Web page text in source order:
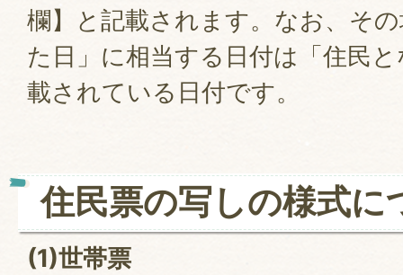
欄】と記載されます。なお、そ
た日」に相当する日付は「住民
載されている日付です。
住民票の写しの様式に
(1)世帯票